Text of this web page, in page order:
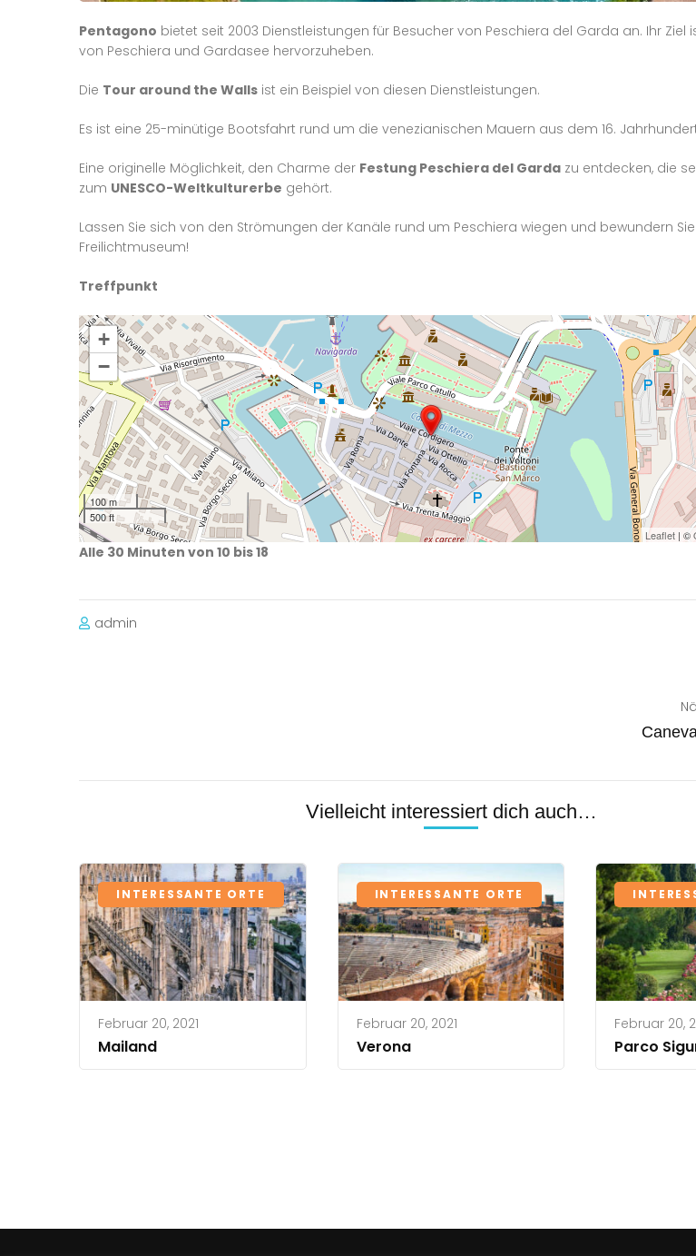
Pentagono bietet seit 2003 Dienstleistungen für Besucher von Peschiera del Garda an. Ihr Ziel
von Peschiera und Gardasee hervorzuheben.
Die Tour around the Walls ist ein Beispiel von diesen Dienstleistungen.
Es ist eine 25-minütige Bootsfahrt rund um die venezianischen Mauern aus dem 16.
Eine originelle Möglichkeit, den Charme der Festung Peschiera del Garda zu entdecken, die
zum UNESCO-Weltkulturerbe gehört.
Lassen Sie sich von den Strömungen der Kanäle rund um Peschiera wiegen und bewundern
Freilichtmuseum!
Treffpunkt
+
−
100 m
500 ft
Leaflet | ©
Alle 30 Minuten von 10 bis 18
admin
Vielleicht interessiert dich auch…
INTERESSANTE ORTE
Februar 20, 2021
Mailand
INTERESSANTE ORTE
Februar 20, 2021
Verona
Februar 20,
Parco